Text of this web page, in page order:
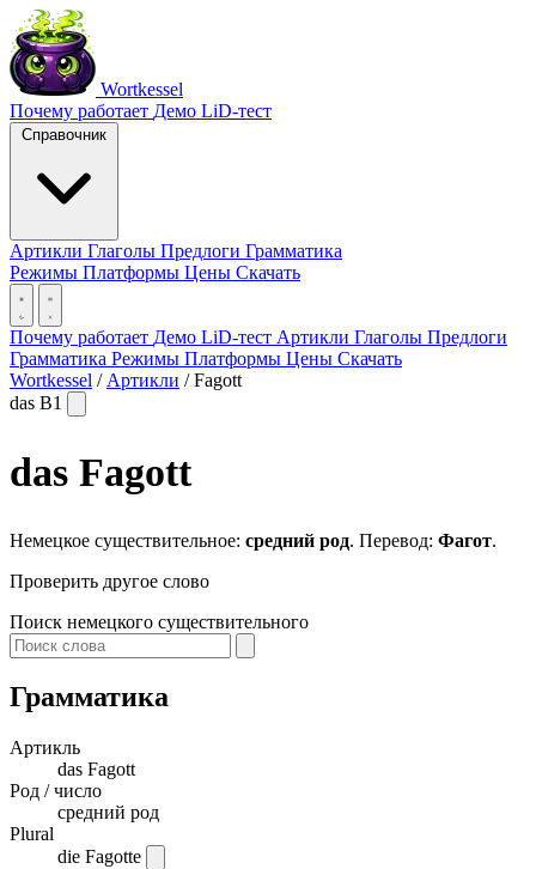
Wortkessel
Почему работает Демо LiD-тест
Справочник
Артикли Глаголы Предлоги Грамматика
Режимы Платформы Цены Скачать
Почему работает Демо LiD-тест Артикли Глаголы Предлоги
Грамматика Режимы Платформы Цены Скачать
Wortkessel / Артикли / Fagott
das B1
das Fagott
Немецкое существительное: средний род. Перевод: Фагот.
Проверить другое слово
Поиск немецкого существительного
Грамматика
Артикль
das Fagott
Род / число
средний род
Plural
die Fagotte